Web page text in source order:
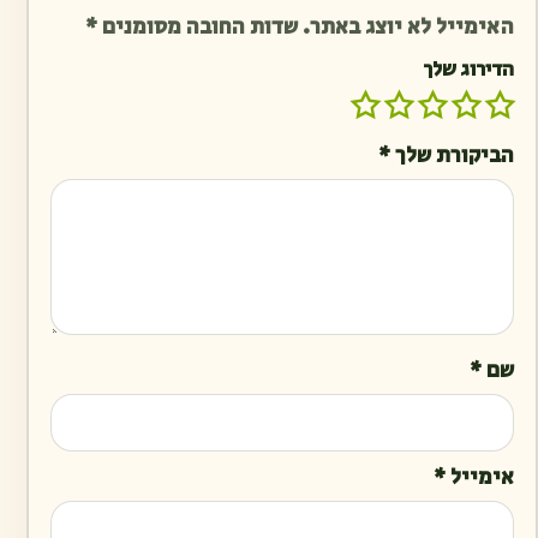
האימייל לא יוצג באתר.שדות החובה מסומנים*
הדירוג שלך
הביקורת שלך*
שם*
אימייל*